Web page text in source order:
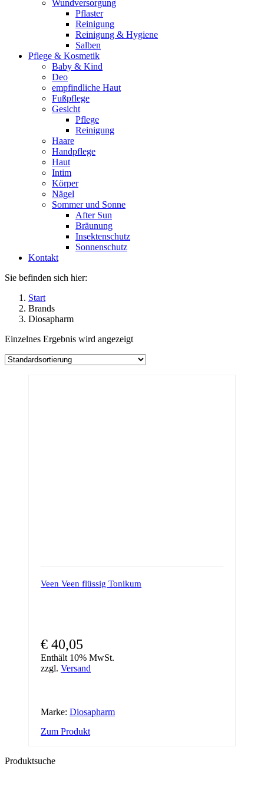
Wundversorgung
Pflaster
Reinigung
Reinigung & Hygiene
Salben
Pflege & Kosmetik
Baby & Kind
Deo
empfindliche Haut
Fußpflege
Gesicht
Pflege
Reinigung
Haare
Handpflege
Haut
Intim
Körper
Nägel
Sommer und Sonne
After Sun
Bräunung
Insektenschutz
Sonnenschutz
Kontakt
Sie befinden sich hier:
Start
Brands
Diosapharm
Einzelnes Ergebnis wird angezeigt
Veen Veen flüssig Tonikum
€ 40,05
Enthält 10% MwSt.
zzgl. Versand
Marke: Diosapharm
Zum Produkt
Produktsuche